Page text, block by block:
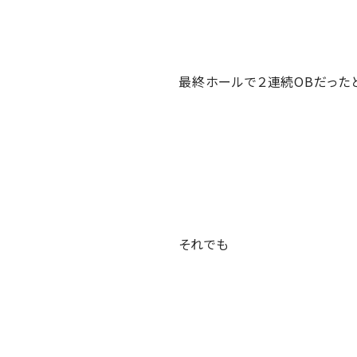
最終ホールで２連続OBだった
それでも